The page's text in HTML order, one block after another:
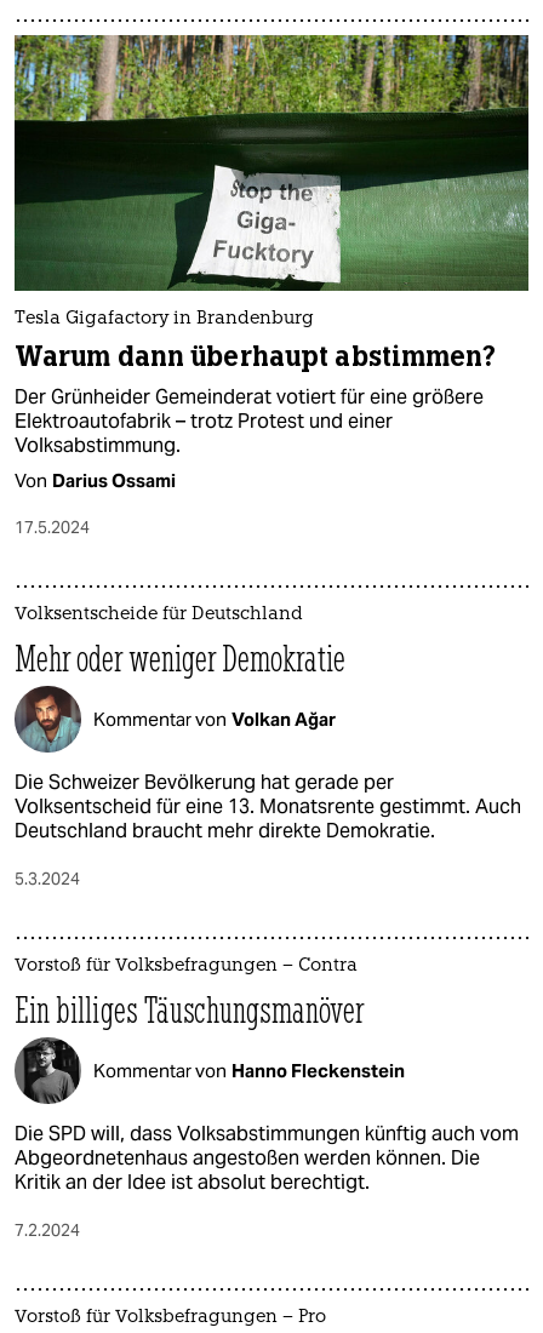
Tesla Gigafactory in Brandenburg
Warum dann überhaupt abstimmen?
Der Grünheider Gemeinderat votiert für eine größere
Elektro­auto­fabrik – trotz Protest und einer
Volksabstimmung.
Von Darius Ossami
17.5.2024
Volksentscheide für Deutschland
Mehr oder weniger Demokratie
Kommentar von Volkan Ağar
Die Schweizer Bevölkerung hat gerade per
Volksentscheid für eine 13. Monatsrente gestimmt. Auch
Deutschland braucht mehr direkte Demokratie.
5.3.2024
Vorstoß für Volksbefragungen – Contra
Ein billiges Täuschungsmanöver
Kommentar von Hanno Fleckenstein
Die SPD will, dass Volksabstimmungen künftig auch vom
Abgeordnetenhaus angestoßen werden können. Die
Kritik an der Idee ist absolut berechtigt.
7.2.2024
Vorstoß für Volksbefragungen – Pro